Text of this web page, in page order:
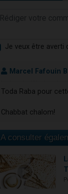
Je veux être averti
Marcel Fafouin
Toda Raba pour
Chabbat chalom!
A consulter